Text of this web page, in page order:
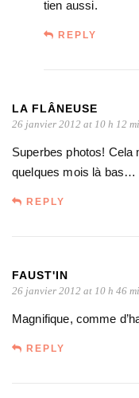
tien aussi.
REPLY
LA FLÂNEUSE
26 janvier 2012 at 10 h 12
Superbes photos! Cela
quelques mois là bas…
REPLY
FAUST'IN
26 janvier 2012 at 10 h 46
Magnifique, comme
REPLY